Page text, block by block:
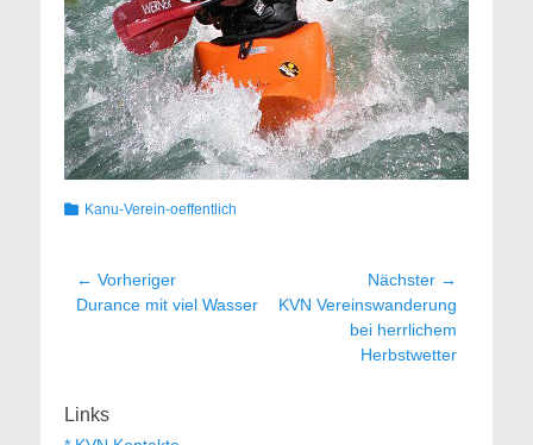
Kategorien
Kanu-Verein-oeffentlich
Beitragsnavigation
← Vorheriger
Vorheriger
Durance mit viel Wasser
Nächster →
Nächster
KVN Vereinswanderung
bei herrlichem
Herbstwetter
Links